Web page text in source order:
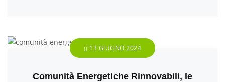
13 GIUGNO 2024
Comunità Energetiche Rinnovabili, le